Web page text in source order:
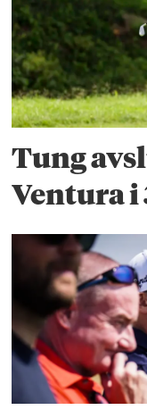
Tung
Ventura i